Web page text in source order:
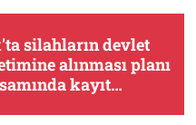
silahların devlet
alınması planı
kayıt